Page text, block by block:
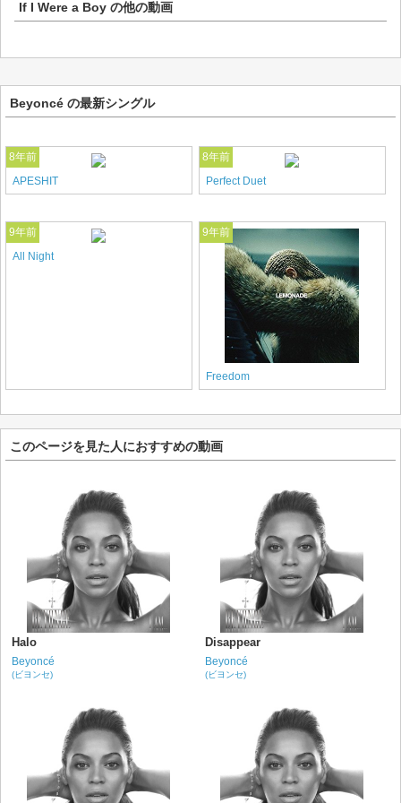
If I Were a Boy の他の動画
Beyoncé の最新シングル
8年前
APESHIT
8年前
Perfect Duet
9年前
All Night
9年前
Freedom
このページを見た人におすすめの動画
Halo
Beyoncé
(ビヨンセ)
Disappear
Beyoncé
(ビヨンセ)